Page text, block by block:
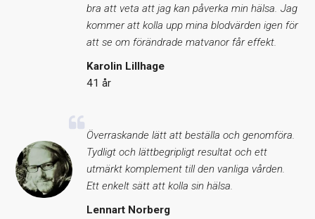
bra att veta att jag kan påverka min hälsa. Jag
kommer att kolla upp mina blodvärden igen för
att se om förändrade matvanor får effekt.
Karolin Lillhage
41 år
Överraskande lätt att beställa och genomföra.
Tydligt och lättbegripligt resultat och ett
utmärkt komplement till den vanliga vården.
Ett enkelt sätt att kolla sin hälsa.
Lennart Norberg